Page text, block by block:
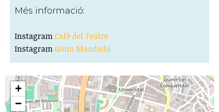
Més informació:
InstagramCafè del Teatre
InstagramQuim Mandado
+
−